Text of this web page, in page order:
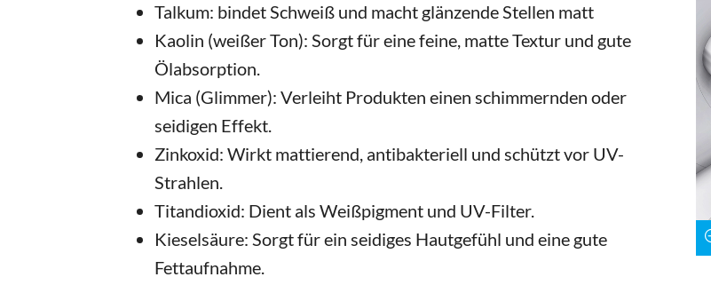
Talkum: bindet Schweiß und macht glänzende Stellen matt
Kaolin (weißer Ton): Sorgt für eine feine, matte Textur und gute
Ölabsorption.
Mica (Glimmer): Verleiht Produkten einen schimmernden oder
seidigen Effekt.
Zinkoxid: Wirkt mattierend, antibakteriell und schützt vor UV-
Strahlen.
Titandioxid: Dient als Weißpigment und UV-Filter.
Kieselsäure: Sorgt für ein seidiges Hautgefühl und eine gute
Fettaufnahme.